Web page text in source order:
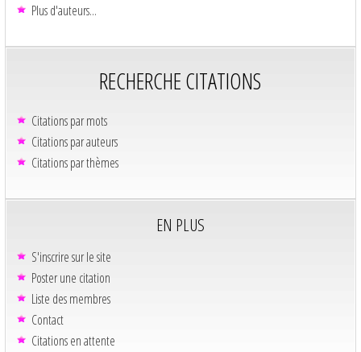
Plus d'auteurs...
RECHERCHE CITATIONS
Citations par mots
Citations par auteurs
Citations par thèmes
EN PLUS
S'inscrire sur le site
Poster une citation
Liste des membres
Contact
Citations en attente